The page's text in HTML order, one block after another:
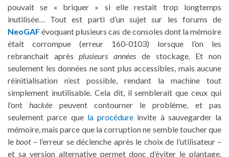
pouvait se « briquer » si elle restait trop longtemps
inutilisée… Tout est parti d’un sujet sur les forums de
NeoGAFévoquant plusieurs cas de consoles dont la mémoire
était corrompue (erreur 160-0103) lorsque l’on les
rebranchait aprèsplusieurs années de stockage. Et non
seulement les données ne sont plus accessibles, mais aucune
réinitialisation n’est possible, rendant la machine tout
simplement inutilisable. Cela dit, il semblerait que ceux qui
l’onthackée peuvent contourner le problème, et pas
seulement parce que la procédure invite à sauvegarder la
mémoire, mais parce que la corruption ne semble toucher que
leboot– l’erreur se déclenche après le choix de l’utilisateur –
et sa version alternative permet donc d’éviter le plantage.